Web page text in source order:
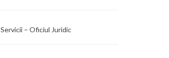
Servicii – Oficiul Juridic